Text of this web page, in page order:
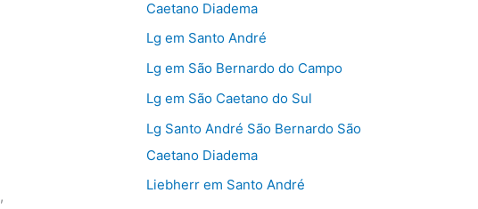
,
Caetano Diadema
Lg em Santo André
Lg em São Bernardo do Campo
Lg em São Caetano do Sul
Lg Santo André São Bernardo São
Caetano Diadema
Liebherr em Santo André